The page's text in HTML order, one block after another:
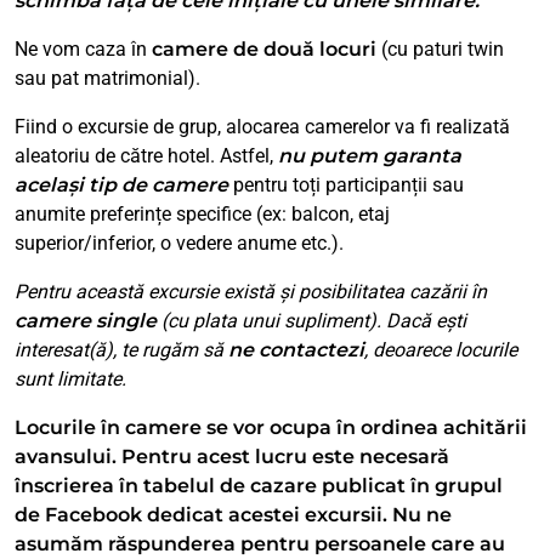
Ne vom caza în camere de două locuri (cu paturi twin
sau pat matrimonial).
Fiind o excursie de grup, alocarea camerelor va fi realizată
aleatoriu de către hotel. Astfel, nu putem garanta
același tip de camerepentru toți participanții sau
anumite preferințe specifice (ex: balcon, etaj
superior/inferior, o vedere anume etc.).
Pentru această excursie există și posibilitatea cazării în
camere single(cu plata unui supliment). Dacă ești
interesat(ă), te rugăm să ne contactezi, deoarece locurile
sunt limitate.
Locurile în camere se vor ocupa în ordinea achitării
avansului. Pentru acest lucru este necesară
înscrierea în tabelul de cazare publicat în grupul
de Facebook dedicat acestei excursii. Nu ne
asumăm răspunderea pentru persoanele care au